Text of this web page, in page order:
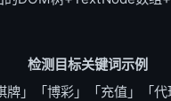
检测目标关键词示例
牌」「博彩」「充值」「代